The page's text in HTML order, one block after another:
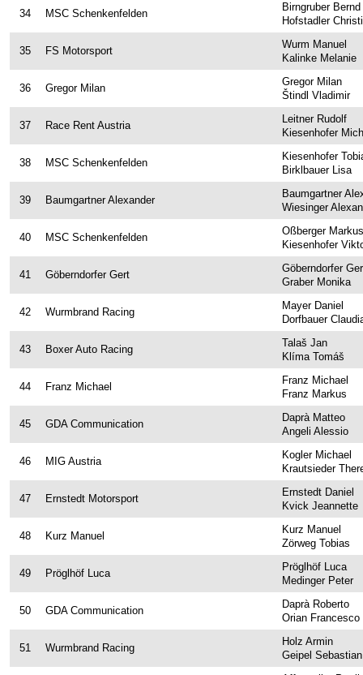
Rallye-Journal
34 MSC Schenkenfelden
Birngruber Bernd
Hofstadler
35 FS Motorsport
Wurm Manuel
Kalinke Melanie
36 Gregor Milan
Gregor Milan
Štindl Vladimir
37 Race Rent Austria
Leitner Rudolf
Kiesenhofer
38 MSC Schenkenfelden
Kiesenhofer
Birklbauer Lisa
39 Baumgartner Alexander
Baumgartner
Wiesinger
40 MSC Schenkenfelden
Oßberger Markus
Kiesenhofer
41 Göberndorfer Gert
Göberndorfer
Graber Monika
42 Wurmbrand Racing
Mayer Daniel
Dorfbauer
43 Boxer Auto Racing
Talaš Jan
Klíma Tomáš
44 Franz Michael
Franz Michael
Franz Markus
45 GDA Communication
Daprà Matteo
Angeli Alessio
46 MIG Austria
Kogler Michael
Krautsieder
47 Ernstedt Motorsport
Ernstedt Daniel
Kvick Jeannette
48 Kurz Manuel
Kurz Manuel
Zörweg Tobias
49 Pröglhöf Luca
Pröglhöf Luca
Medinger Peter
50 GDA Communication
Daprà Roberto
Orian Francesco
51 Wurmbrand Racing
Holz Armin
Geipel Sebastian